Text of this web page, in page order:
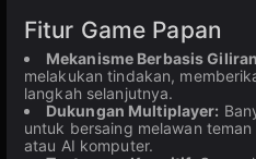
Fitur Game Papan
Mekanisme Berbasis
melakukan tindakan,
langkah selanjutnya.
Dukungan Multiplayer:
untuk bersaing melawan
atau AI komputer.